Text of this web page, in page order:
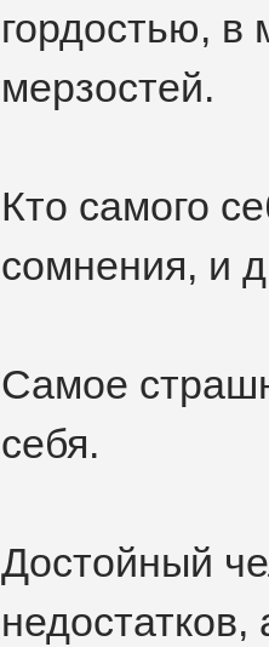
гордостью, в
мерзостей.
Кто самого
сомнения, и
Самое
себя.
Достойный
недостатков,